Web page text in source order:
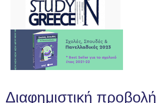
Διαφημιστική προβολή